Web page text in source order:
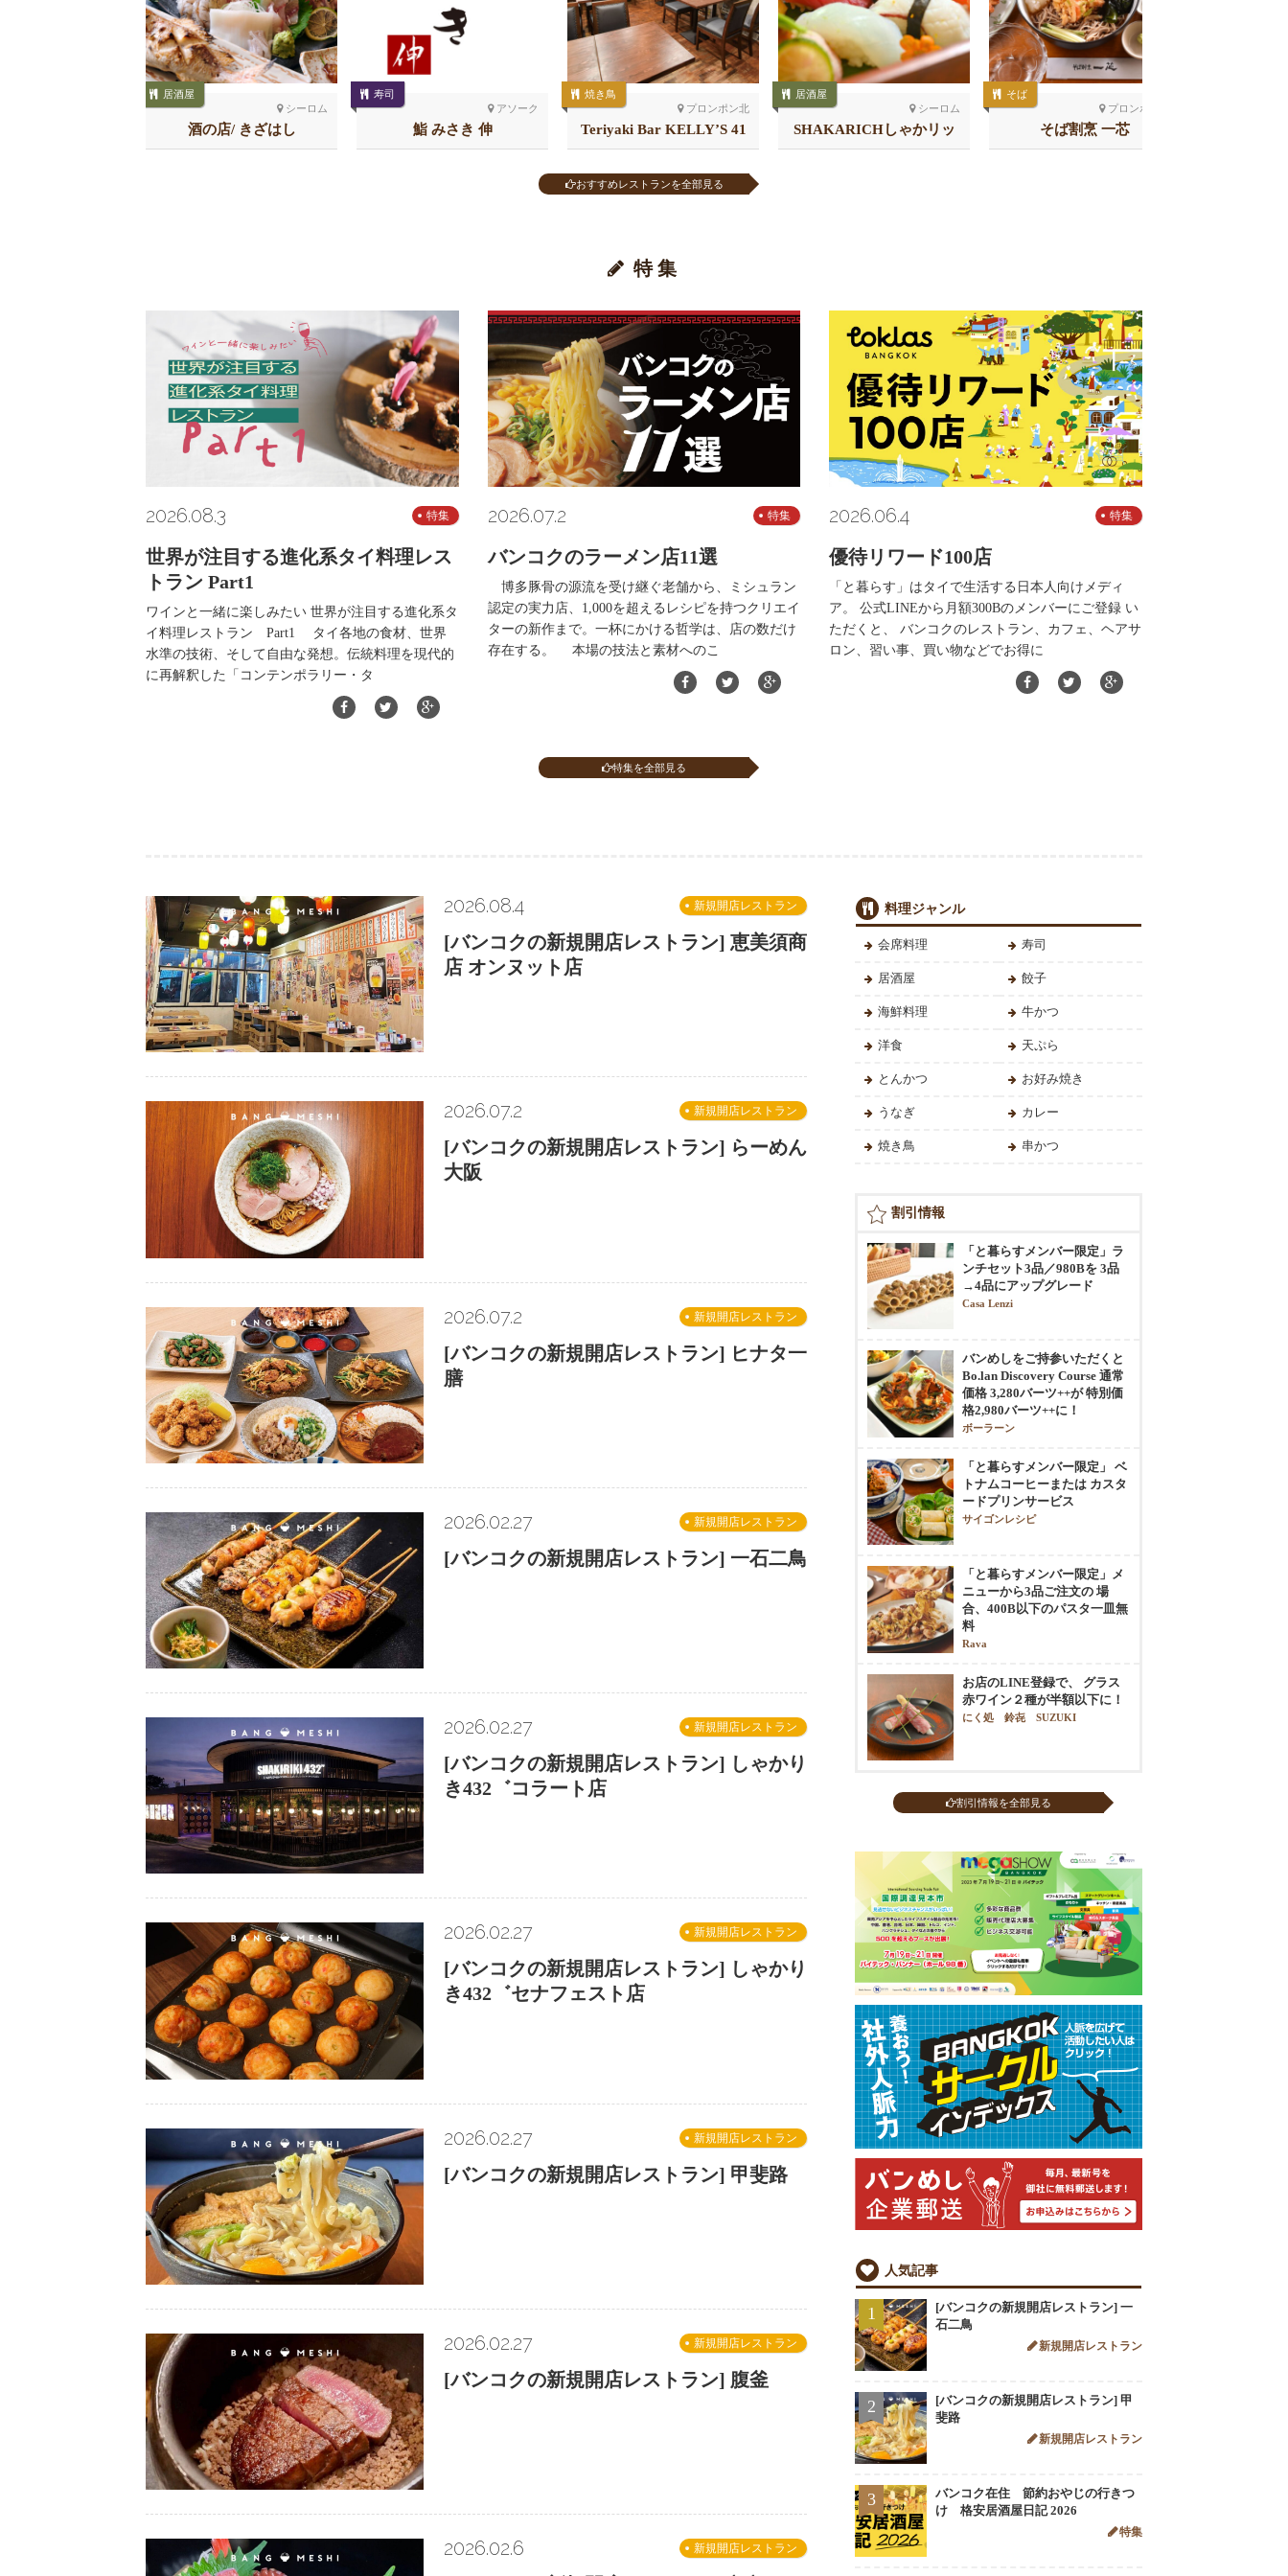
シーロム
居酒屋
酒の店/ きざはし
アソーク
寿司
鮨 みさき 伸
プロンポン北
焼き鳥
Teriyaki Bar KELLY’S 41
店
シーロム
居酒屋
SHAKARICHしゃかリッ
チ スラウォン
プロンポン南
そば
そば割烹 一芯
おすすめレストランを全部見る
特集
2026.08.3 特集
世界が注目する進化系タイ料理レス
トラン Part1
ワインと一緒に楽しみたい 世界が注目する進化系タ
イ料理レストラン Part1 タイ各地の食材、世界
水準の技術、そして自由な発想。伝統料理を現代的
に再解釈した「コンテンポラリー・タ
2026.07.2 特集
バンコクのラーメン店11選
博多豚骨の源流を受け継ぐ老舗から、ミシュラン
認定の実力店、1,000を超えるレシピを持つクリエイ
ターの新作まで。一杯にかける哲学は、店の数だけ
存在する。 本場の技法と素材へのこ
2026.06.4 特集
優待リワード100店
「と暮らす」はタイで生活する日本人向けメディ
ア。 公式LINEから月額300Bのメンバーにご登録 い
ただくと、 バンコクのレストラン、カフェ、ヘアサ
ロン、習い事、買い物などでお得に
特集を全部見る
料理ジャンル
会席料理 寿司
居酒屋 餃子
海鮮料理 牛かつ
洋食 天ぷら
とんかつ お好み焼き
うなぎ カレー
焼き鳥 串かつ
割引情報
「と暮らすメンバー限定」ラ
ンチセット3品／980Bを 3品
→4品にアップグレード
Casa Lenzi
バンめしをご持参いただくと
Bo.lan Discovery Course 通常
価格 3,280バーツ++が 特別価
格2,980バーツ++に！
ボーラーン
「と暮らすメンバー限定」 ベ
トナムコーヒーまたは カスタ
ードプリンサービス
サイゴンレシピ
「と暮らすメンバー限定」メ
ニューから3品ご注文の 場
合、400B以下のパスタ一皿無
料
Rava
お店のLINE登録で、 グラス
赤ワイン２種が半額以下に！
にく処 鈴㐂 SUZUKI
割引情報を全部見る
新規開店レストラン
2026.08.4
[バンコクの新規開店レストラン] 恵美須商
店 オンヌット店
新規開店レストラン
2026.07.2
[バンコクの新規開店レストラン] らーめん
大阪
新規開店レストラン
2026.07.2
[バンコクの新規開店レストラン] ヒナタ一
膳
新規開店レストラン
2026.02.27
[バンコクの新規開店レストラン] 一石二鳥
新規開店レストラン
2026.02.27
[バンコクの新規開店レストラン] しゃかり
き432゛コラート店
新規開店レストラン
2026.02.27
[バンコクの新規開店レストラン] しゃかり
き432゛セナフェスト店
新規開店レストラン
2026.02.27
[バンコクの新規開店レストラン] 甲斐路
新規開店レストラン
2026.02.27
[バンコクの新規開店レストラン] 腹釜
新規開店レストラン
2026.02.6
人気記事
1
[バンコクの新規開店レストラン] 一
石二鳥
新規開店レストラン
2
[バンコクの新規開店レストラン] 甲
斐路
新規開店レストラン
3
バンコク在住 節約おやじの行きつ
け 格安居酒屋日記 2026
特集